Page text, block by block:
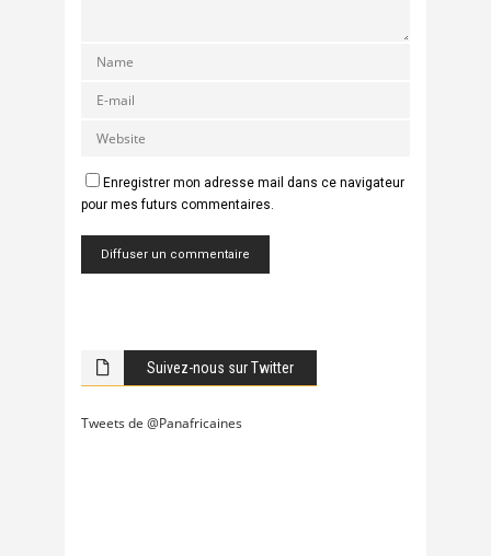
Enregistrer mon adresse mail dans ce navigateur
pour mes futurs commentaires.
Suivez-nous sur Twitter
Tweets de @Panafricaines